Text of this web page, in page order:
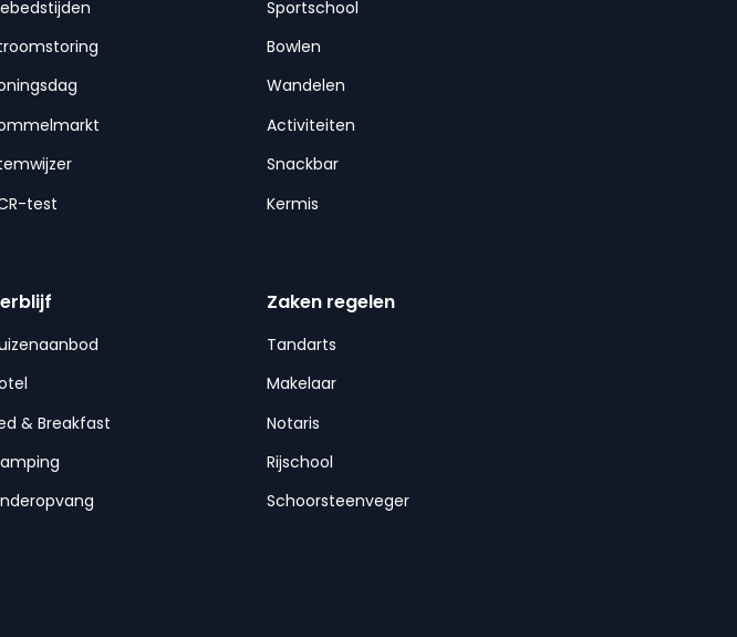
test
Sportschool
Bowlen
Wandelen
Activiteiten
Snackbar
Kermis
& Breakfast
Zaken regelen
Tandarts
Makelaar
Notaris
Rijschool
Schoorsteenveger